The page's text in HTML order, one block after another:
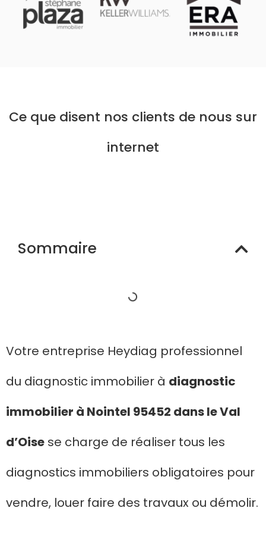
Ce que disent nos clients de nous sur
internet
Sommaire
Votre entreprise Heydiag professionnel
du diagnostic immobilier à diagnostic
immobilier à Nointel 95452 dans le Val
d’Oise se charge de réaliser tous les
diagnostics immobiliers obligatoires pour
vendre, louer faire des travaux ou démolir.